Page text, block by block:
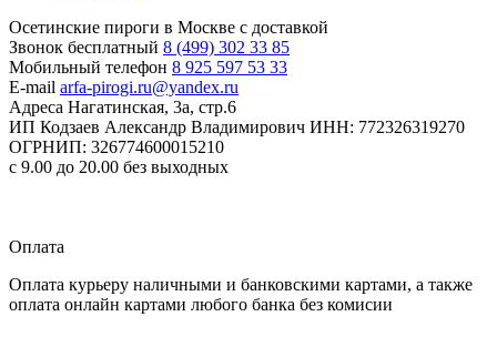
Осетинские пироги в Москве с доставкой
Звонок бесплатный 8 (499) 302 33 85
Мобильный телефон 8 925 597 53 33
E-mail arfa-pirogi.ru@yandex.ru
Адреса Нагатинская, 3а, стр.6
ИП Кодзаев Александр Владимирович ИНН: 772326319270
ОГРНИП: 326774600015210
с 9.00 до 20.00 без выходных
Оплата
Оплата курьеру наличными и банковскими картами, а также
оплата онлайн картами любого банка без комисии